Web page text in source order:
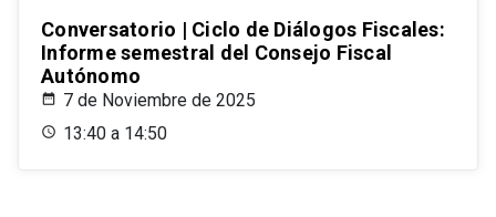
Conversatorio | Ciclo de Diálogos Fiscales:
Informe semestral del Consejo Fiscal
Autónomo
7 de Noviembre de 2025
13:40 a 14:50